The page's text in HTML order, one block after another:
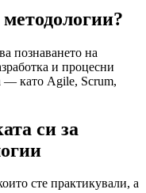
познаването на
и процесни
— като Agile, Scrum,
си за
сте практикували, а